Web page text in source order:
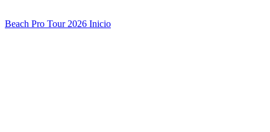
Beach Pro Tour 2026 Inicio